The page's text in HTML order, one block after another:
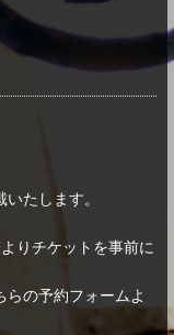
たします。
りチケットを事前に
の予約フォームよ